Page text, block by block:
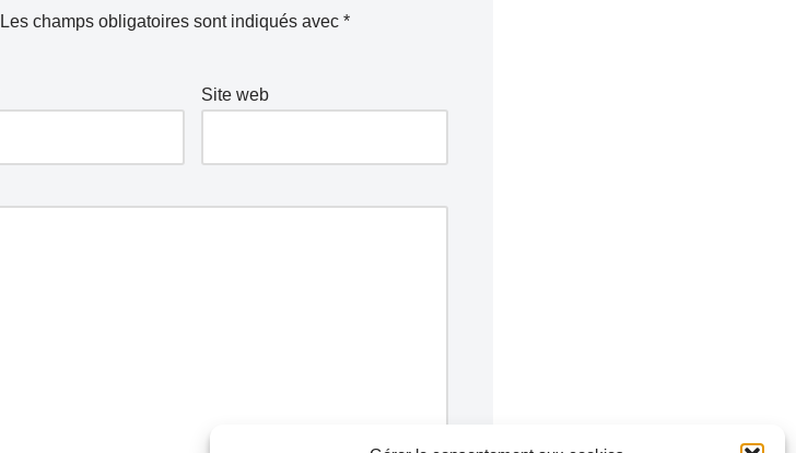
Les champs obligatoires sont indiqués avec *
Site web